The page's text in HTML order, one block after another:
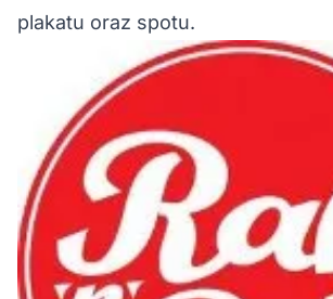
plakatu oraz spotu.